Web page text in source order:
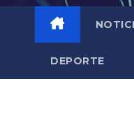
DEPORTE